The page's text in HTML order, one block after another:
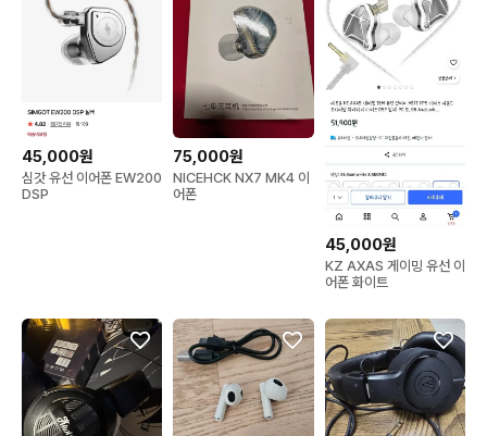
45,000원
심갓 유선 이어폰 EW200
DSP
75,000원
NICEHCK NX7 MK4 이
어폰
45,000원
KZ AXAS 게이밍 유선 이
어폰 화이트